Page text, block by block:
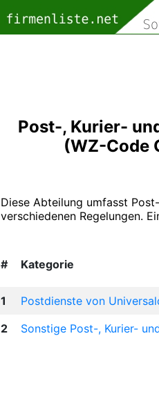
Post-, Kurier-
(WZ-Code
Diese Abteilung umfasst
verschiedenen Regelungen.
# Kategorie
1
Postdienste von
2
Sonstige Post-, Kurier-